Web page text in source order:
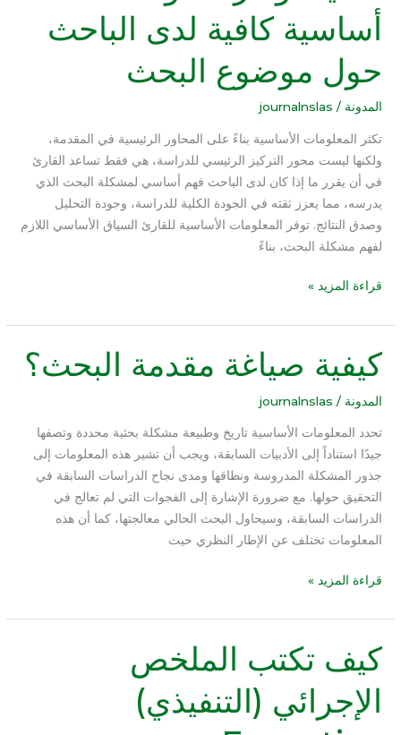
أساسية كافية لدى الباحث
حول موضوع البحث
المدونة /
journalnslas
تكثر المعلومات الأساسية بناءً على المحاور الرئيسية في المقدمة،
ولكنها ليست محور التركيز الرئيسي للدراسة، هي فقط تساعد القارئ
في أن يقرر ما إذا كان لدى الباحث فهم أساسي لمشكلة البحث الذي
يدرسه، مما يعزز ثقته في الجودة الكلية للدراسة، وجودة التحليل
وصدق النتائج. توفر المعلومات الأساسية للقارئ السياق الأساسي اللازم
لفهم مشكلة البحث، بناءً
معلومات
أساسية
لدى
الباحث
موضوع
البحث
قراءة المزيد »
كيفية صياغة مقدمة البحث؟
المدونة /
journalnslas
تحدد المعلومات الأساسية تاريخ وطبيعة مشكلة بحثية محددة وتصفها
جيدًا استناداً إلى الأدبيات السابقة، ويجب أن تشير هذه المعلومات إلى
جذور المشكلة المدروسة ونطاقها ومدى نجاح الدراسات السابقة في
التحقيق حولها. مع ضرورة الإشارة إلى الفجوات التي لم تعالج في
الدراسات السابقة، وسيحاول البحث الحالي معالجتها، كما أن هذه
المعلومات تختلف عن الإطار النظري حيث
كيفية
صياغة
مقدمة
قراءة المزيد »
كيف تكتب الملخص
الإجرائي (التنفيذي)
كيف
تكتب
الملخص
الإجرائي